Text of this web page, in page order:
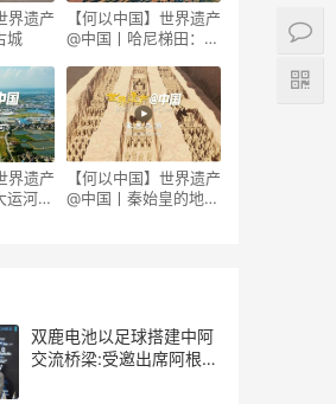
界遗产
城
【何以中国】世界遗产
@中国丨哈尼梯田：世
界遗产
运河因
【何以中国】世界遗产
@中国丨秦始皇的地下
双鹿电池以足球搭建中阿
交流桥梁:受邀出席阿根廷